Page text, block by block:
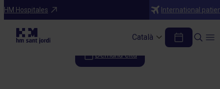
HM Hospitales International
Català
Especialitats
Traumatologia
Demana cita